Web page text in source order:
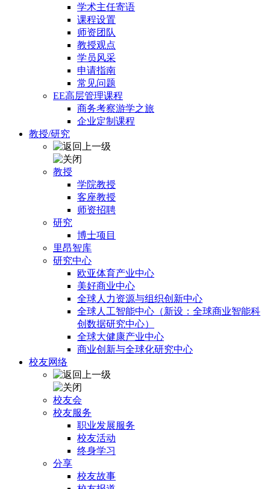
学术主任寄语
课程设置
师资团队
教授观点
学员风采
申请指南
常见问题
EE高层管理课程
商务考察游学之旅
企业定制课程
教授/研究
教授
学院教授
客座教授
师资招聘
研究
博士项目
里昂智库
研究中心
欧亚体育产业中心
美好商业中心
全球人力资源与组织创新中心
全球人工智能中心（新设：全球商业智能科
创数据研究中心）
全球大健康产业中心
商业创新与全球化研究中心
校友网络
校友会
校友服务
职业发展服务
校友活动
终身学习
分享
校友故事